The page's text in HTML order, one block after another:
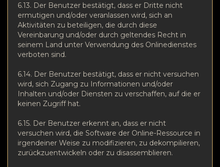
6.13. Der Benutzer bestätigt, dass er Dritte nicht
ermutigen und/oder veranlassen wird, sich an
Aktivitäten zu beteiligen, die durch diese
Vereinbarung und/oder durch geltendes Recht in
seinem Land unter Verwendung des Onlinedienstes
verboten sind.
6.14. Der Benutzer bestätigt, dass er nicht versuchen
wird, sich Zugang zu Informationen und/oder
Inhalten und/oder Diensten zu verschaffen, auf die er
keinen Zugriff hat.
6.15. Der Benutzer erkennt an, dass er nicht
versuchen wird, die Software der Online-Ressource in
irgendeiner Weise zu modifizieren, zu dekompilieren,
zurückzuentwickeln oder zu disassemblieren.